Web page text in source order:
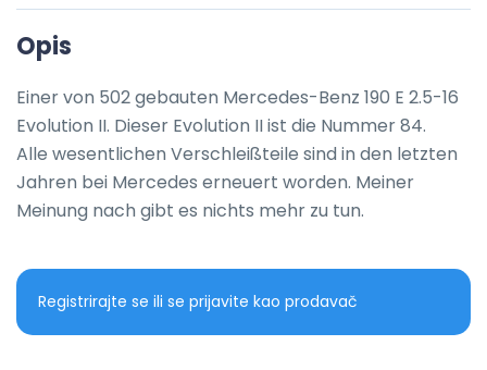
Opis
Einer von 502 gebauten Mercedes-Benz 190 E 2.5-16
Evolution II. Dieser Evolution II ist die Nummer 84.
Alle wesentlichen Verschleißteile sind in den letzten
Jahren bei Mercedes erneuert worden. Meiner
Meinung nach gibt es nichts mehr zu tun.
Registrirajte se ili se prijavite kao prodavač